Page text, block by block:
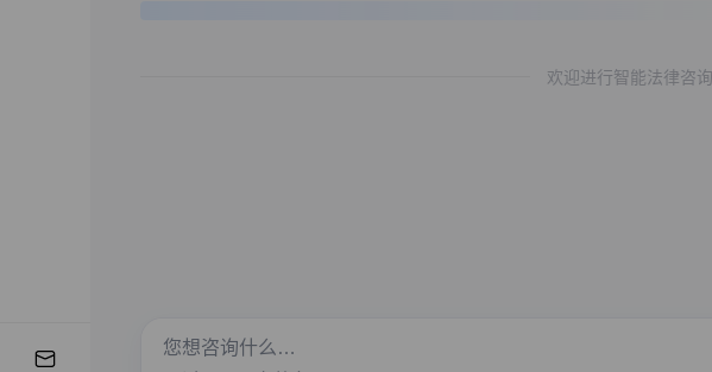
欢迎进行智能法律咨询